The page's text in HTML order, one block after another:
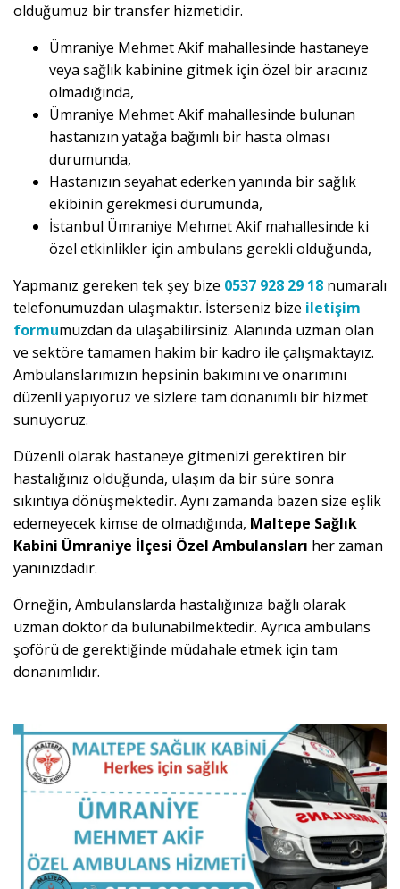
olduğumuz bir transfer hizmetidir.
Ümraniye Mehmet Akif mahallesinde hastaneye
veya sağlık kabinine gitmek için özel bir aracınız
olmadığında,
Ümraniye Mehmet Akif mahallesinde bulunan
hastanızın yatağa bağımlı bir hasta olması
durumunda,
Hastanızın seyahat ederken yanında bir sağlık
ekibinin gerekmesi durumunda,
İstanbul Ümraniye Mehmet Akif mahallesinde ki
özel etkinlikler için ambulans gerekli olduğunda,
Yapmanız gereken tek şey bize 0537 928 29 18 numaralı
telefonumuzdan ulaşmaktır. İsterseniz bize iletişim
formumuzdan da ulaşabilirsiniz. Alanında uzman olan
ve sektöre tamamen hakim bir kadro ile çalışmaktayız.
Ambulanslarımızın hepsinin bakımını ve onarımını
düzenli yapıyoruz ve sizlere tam donanımlı bir hizmet
sunuyoruz.
Düzenli olarak hastaneye gitmenizi gerektiren bir
hastalığınız olduğunda, ulaşım da bir süre sonra
sıkıntıya dönüşmektedir. Aynı zamanda bazen size eşlik
edemeyecek kimse de olmadığında, Maltepe Sağlık
Kabini Ümraniye İlçesi Özel Ambulansları her zaman
yanınızdadır.
Örneğin, Ambulanslarda hastalığınıza bağlı olarak
uzman doktor da bulunabilmektedir. Ayrıca ambulans
şoförü de gerektiğinde müdahale etmek için tam
donanımlıdır.